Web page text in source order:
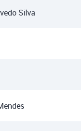
Silva